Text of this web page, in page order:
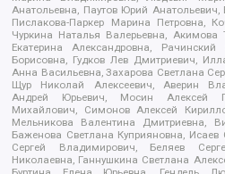
Анатольевна, Паутов Юрий
Пислакова-Паркер Марина Петровна,
Чуркина Наталья Валерьевна, Акимова
Екатерина Александровна,
Борисовна, Гудков Лев Дмитриевич,
Анна Васильевна, Захарова Светлана
Щур Николай Алексеевич, Аверин
Андрей Юрьевич, Мосин Алексей
Михайлович, Симонов Алексей
Мельникова Валентина Дмитриевна,
Баженова Светлана Куприяновна,
Сергей Владимирович, Беляев
Николаевна, Ганнушкина Светлана